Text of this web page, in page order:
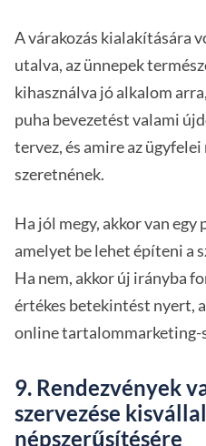
A várakozás kialakítására
utalva, az ünnepek
kihasználva jó alkalom
puha bevezetést valami
tervez, és amire az
szeretnének.
Ha jól megy, akkor van
amelyet be lehet építeni a
Ha nem, akkor új irányba
értékes betekintést nyert,
online
9. Rendezvények
szervezése
népszerűsítésére